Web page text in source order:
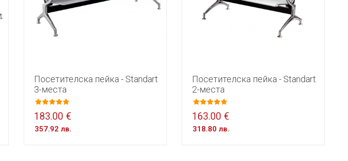
Посетителска пейка - Standart
3-места
183.00 €
357.92 лв.
Посетителска пейка - Standart
2-места
163.00 €
318.80 лв.